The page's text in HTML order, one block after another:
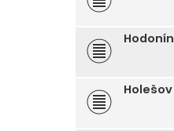
Hodonín
Holešov